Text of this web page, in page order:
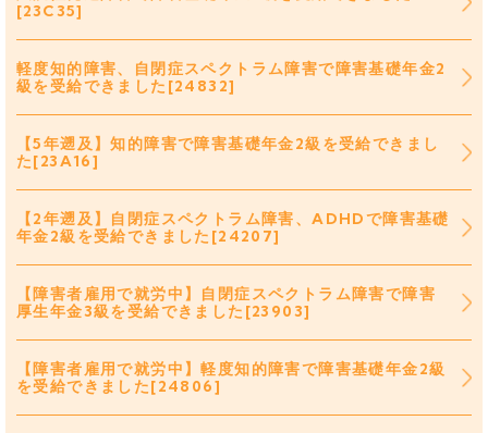
[23C35]
軽度知的障害、自閉症スペクトラム障害で障害基礎年金2
級を受給できました[24832]
【5年遡及】知的障害で障害基礎年金2級を受給できまし
た[23A16]
【2年遡及】自閉症スペクトラム障害、ADHDで障害基礎
年金2級を受給できました[24207]
【障害者雇用で就労中】自閉症スペクトラム障害で障害
厚生年金3級を受給できました[23903]
【障害者雇用で就労中】軽度知的障害で障害基礎年金2級
を受給できました[24806]